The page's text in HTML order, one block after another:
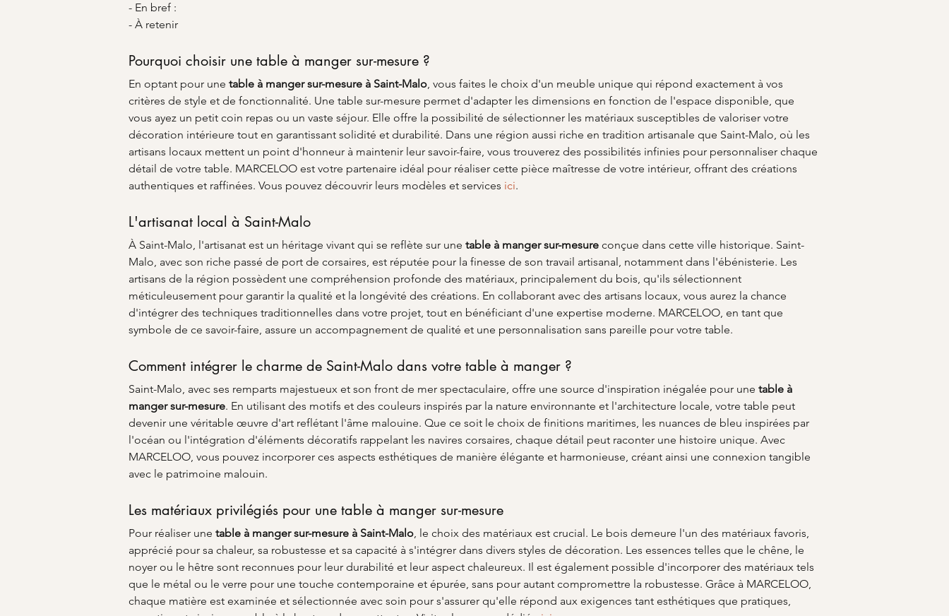
- En bref :
- À retenir
Pourquoi choisir une table à manger sur-mesure ?
En optant pour une table à manger sur-mesure à Saint-Malo, vous faites le choix d'un meuble unique qui répond exactement à vos
critères de style et de fonctionnalité. Une table sur-mesure permet d'adapter les dimensions en fonction de l'espace disponible, que
vous ayez un petit coin repas ou un vaste séjour. Elle offre la possibilité de sélectionner les matériaux susceptibles de valoriser votre
décoration intérieure tout en garantissant solidité et durabilité. Dans une région aussi riche en tradition artisanale que Saint-Malo, où les
artisans locaux mettent un point d'honneur à maintenir leur savoir-faire, vous trouverez des possibilités infinies pour personnaliser chaque
détail de votre table. MARCELOO est votre partenaire idéal pour réaliser cette pièce maîtresse de votre intérieur, offrant des créations
authentiques et raffinées. Vous pouvez découvrir leurs modèles et services ici.
L'artisanat local à Saint-Malo
À Saint-Malo, l'artisanat est un héritage vivant qui se reflète sur une table à manger sur-mesure conçue dans cette ville historique. Saint-
Malo, avec son riche passé de port de corsaires, est réputée pour la finesse de son travail artisanal, notamment dans l'ébénisterie. Les
artisans de la région possèdent une compréhension profonde des matériaux, principalement du bois, qu'ils sélectionnent
méticuleusement pour garantir la qualité et la longévité des créations. En collaborant avec des artisans locaux, vous aurez la chance
d'intégrer des techniques traditionnelles dans votre projet, tout en bénéficiant d'une expertise moderne. MARCELOO, en tant que
symbole de ce savoir-faire, assure un accompagnement de qualité et une personnalisation sans pareille pour votre table.
Comment intégrer le charme de Saint-Malo dans votre table à manger ?
Saint-Malo, avec ses remparts majestueux et son front de mer spectaculaire, offre une source d'inspiration inégalée pour une table à
manger sur-mesure. En utilisant des motifs et des couleurs inspirés par la nature environnante et l'architecture locale, votre table peut
devenir une véritable œuvre d'art reflétant l'âme malouine. Que ce soit le choix de finitions maritimes, les nuances de bleu inspirées par
l'océan ou l'intégration d'éléments décoratifs rappelant les navires corsaires, chaque détail peut raconter une histoire unique. Avec
MARCELOO, vous pouvez incorporer ces aspects esthétiques de manière élégante et harmonieuse, créant ainsi une connexion tangible
avec le patrimoine malouin.
Les matériaux privilégiés pour une table à manger sur-mesure
Pour réaliser une table à manger sur-mesure à Saint-Malo, le choix des matériaux est crucial. Le bois demeure l'un des matériaux favoris,
apprécié pour sa chaleur, sa robustesse et sa capacité à s'intégrer dans divers styles de décoration. Les essences telles que le chêne, le
noyer ou le hêtre sont reconnues pour leur durabilité et leur aspect chaleureux. Il est également possible d'incorporer des matériaux tels
que le métal ou le verre pour une touche contemporaine et épurée, sans pour autant compromettre la robustesse. Grâce à MARCELOO,
chaque matière est examinée et sélectionnée avec soin pour s'assurer qu'elle répond aux exigences tant esthétiques que pratiques,